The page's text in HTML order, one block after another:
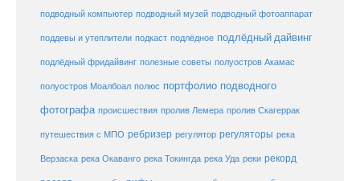
подводный компьютер подводный музей подводный фотоаппарат
поддевы и утеплители подкаст подлёдное подлёдный дайвинг
подлёдный фридайвинг полезные советы полуостров Акамас
полуостров Моалбоал полюс портфолио подводного
фотографа происшествия пролив Лемера пролив Скагеррак
путешествия с МПО ребризер регулятор регуляторы река
Верзаска река Окаванго река Токингда река Уда реки рекорд